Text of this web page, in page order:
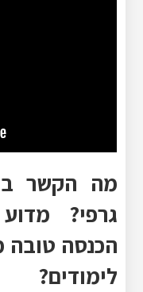
מה הקשר
גרפי?
הכנסה טובה
לימודים?